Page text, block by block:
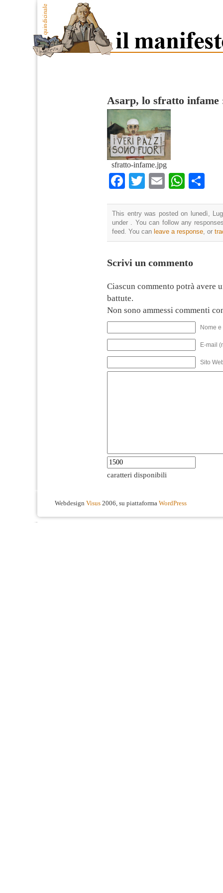
Asarp, lo sfratto infame
sfratto-infame.jpg
Facebook
TwitterEmail
This entry was posted on lunedì,
under . You can follow any
feed. You can leave a response, or
Scrivi un commento
Ciascun commento potrà avere
battute.
Non sono ammessi commenti
Nome
E-mail
Sito
caratteri disponibili
Webdesign Visus 2006, su piattaforma WordPress